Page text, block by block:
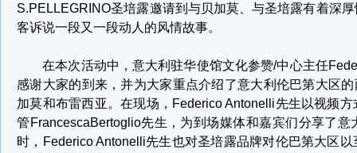
S.PELLEGRINO圣培露邀请到与贝加莫、与圣培露有着深
客诉说一段又一段动人的风情故事。
在本次活动中，意大利驻华使馆文化参赞/中心主任
感谢大家的到来，并为大家重点介绍了意大利伦巴第大区的
加莫和布雷西亚。在现场，Federico Antonelli先生以视频
管FrancescaBertoglio先生，为到场媒体和嘉宾们分享了
时，Federico Antonelli先生也对圣培露品牌对伦巴第大区